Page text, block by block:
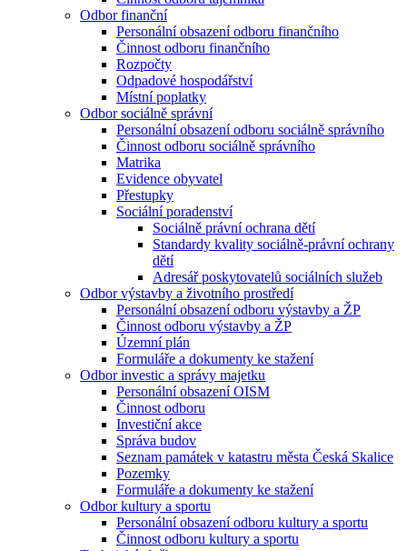
Odbor finanční
Personální obsazení odboru finančního
Činnost odboru finančního
Rozpočty
Odpadové hospodářství
Místní poplatky
Odbor sociálně správní
Personální obsazení odboru sociálně správního
Činnost odboru sociálně správního
Matrika
Evidence obyvatel
Přestupky
Sociální poradenství
Sociálně právní ochrana dětí
Standardy kvality sociálně-právní ochrany
dětí
Adresář poskytovatelů sociálních služeb
Odbor výstavby a životního prostředí
Personální obsazení odboru výstavby a ŽP
Činnost odboru výstavby a ŽP
Územní plán
Formuláře a dokumenty ke stažení
Odbor investic a správy majetku
Personální obsazení OISM
Činnost odboru
Investiční akce
Správa budov
Seznam památek v katastru města Česká Skalice
Pozemky
Formuláře a dokumenty ke stažení
Odbor kultury a sportu
Personální obsazení odboru kultury a sportu
Činnost odboru kultury a sportu